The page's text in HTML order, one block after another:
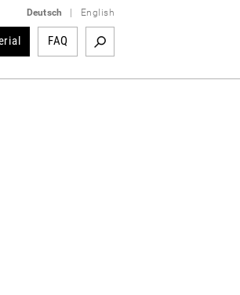
Deutsch English
FAQ